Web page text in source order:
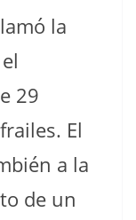
la
29
El
a la
de un